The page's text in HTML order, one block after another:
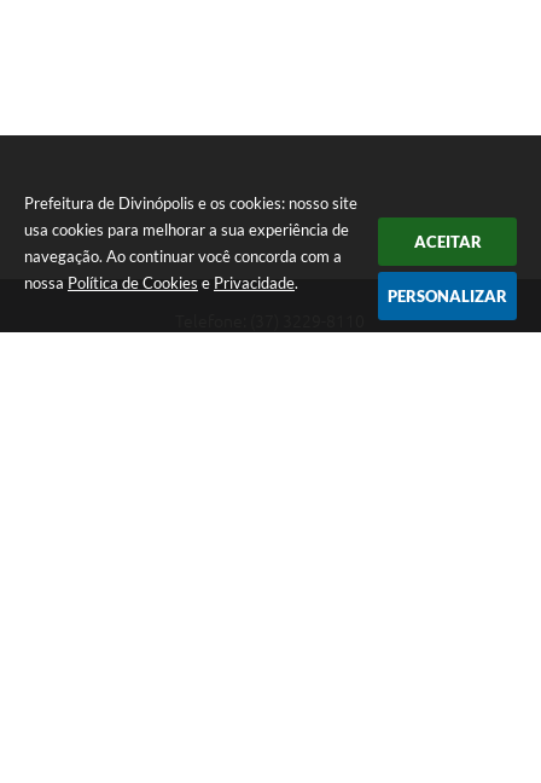
Prefeitura de Divinópolis e os cookies: nosso site
usa cookies para melhorar a sua experiência de
navegação. Ao continuar você concorda com a
nossa Política de Cookies e Privacidade.
ACEITAR
PERSONALIZAR